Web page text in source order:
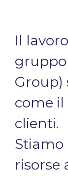
Il
gruppo
Group)
come
clienti.
risorse